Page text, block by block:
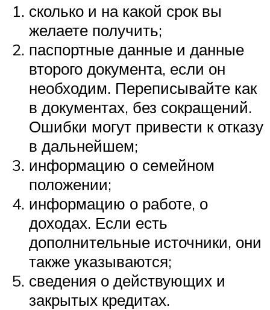
сколько и на какой срок вы
желаете получить;
паспортные данные и данные
второго документа, если он
необходим. Переписывайте как
в документах, без сокращений.
Ошибки могут привести к отказу
в дальнейшем;
информацию о семейном
положении;
информацию о работе, о
доходах. Если есть
дополнительные источники, они
также указываются;
сведения о действующих и
закрытых кредитах.